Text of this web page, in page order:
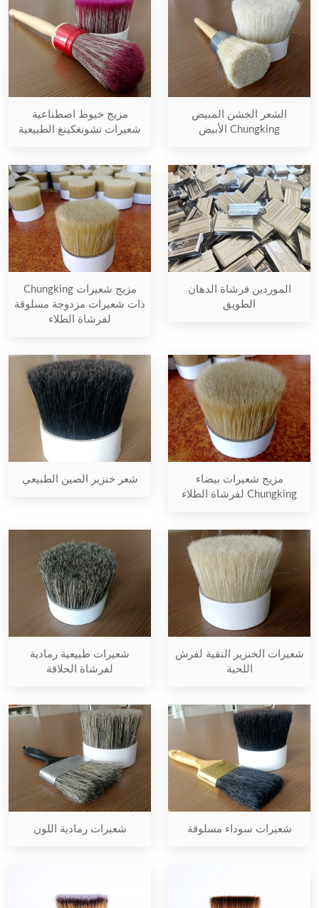
الشعر الخشن المبيض
Chungking الأبيض
مزيج خيوط اصطناعية
شعيرات تشونغكينغ الطبيعية
الموردين فرشاة الدهان
الطويق
مزيج شعيرات Chungking
ذات شعيرات مزدوجة مسلوقة
لفرشاة الطلاء
مزيج شعيرات بيضاء
Chungking لفرشاة الطلاء
شعر خنزير الصين الطبيعي
شعيرات الخنزير النقية لفرش
اللحية
شعيرات طبيعية رمادية
لفرشاة الحلاقة
شعيرات سوداء مسلوقة شعيرات رمادية اللون